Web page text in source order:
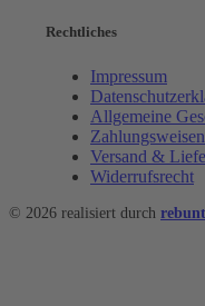
Rechtliches
Impressum
Allgemeine
Zahlungsweisen
Versand &
Widerrufsrecht
© 2026 realisiert durch